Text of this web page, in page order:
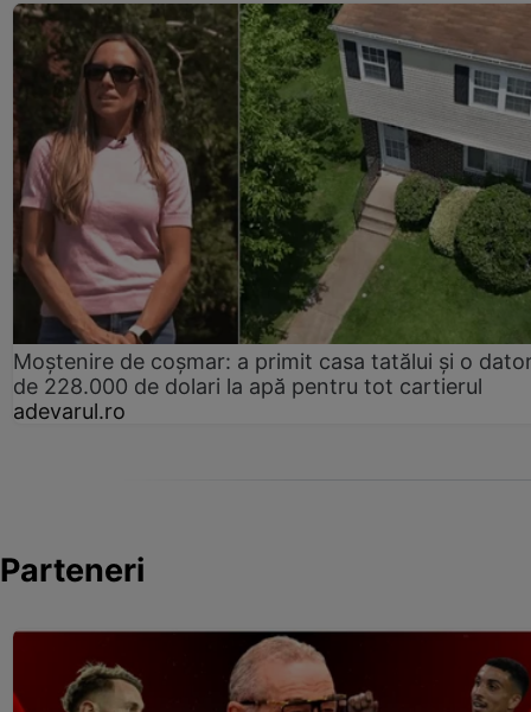
Moștenire de coșmar: a primit casa tatălui și o
de 228.000 de dolari la apă pentru tot cartierul
adevarul.ro
Parteneri